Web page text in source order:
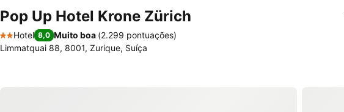
Pop Up Hotel Krone Zürich
2 Estrelas
Hotel 8,0 Muito boa (2.299 pontuações)
Limmatquai 88, 8001, Zurique, Suíça